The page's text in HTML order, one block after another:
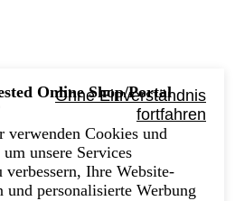
Online Shop/Portal
Ohne Einverständnis
fortfahren
verwenden Cookies und
unsere Services
Ihre Website-
und personalisierte Werbung